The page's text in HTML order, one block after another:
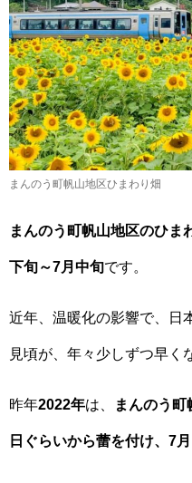
まんのう町帆山地区ひまわり畑
まんのう町帆山地区のひま
下旬～7月中旬です。
近年、温暖化の影響で、日
見頃が、年々少しずつ早く
昨年2022年は、 まんのう町
日ぐらいから蕾を付け、7